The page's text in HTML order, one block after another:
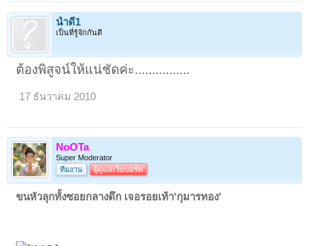
น้ำดี1
เป็นที่รู้จักกันดี
ต้องพิสูจน์ให้แน่ชัดค่ะ................
17 ธันวาคม 2010
NoOTa
Super Moderator
ทีมงาน
ผู้ดูแลเว็บบอร์ด
ขนหัวลุกทั้งซอยกลางดึก เจอรอยเท้า'กุมารทอง'